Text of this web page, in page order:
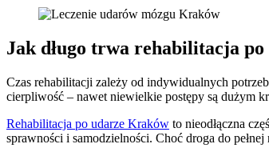
Jak długo trwa rehabilitacja
Czas rehabilitacji zależy od indywidualnych
cierpliwość – nawet niewielkie postępy są dużym
Rehabilitacja po udarze Kraków to nieodłączna
sprawności i samodzielności. Choć droga do